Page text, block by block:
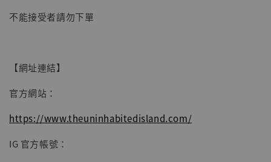
不能接受者請勿下單
【網址連結】
官方網站：
https://www.theuninhabitedisland.com/
IG 官方帳號：